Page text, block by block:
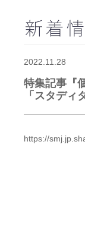
2022.11.28
特集記事『
「スタディ
https://